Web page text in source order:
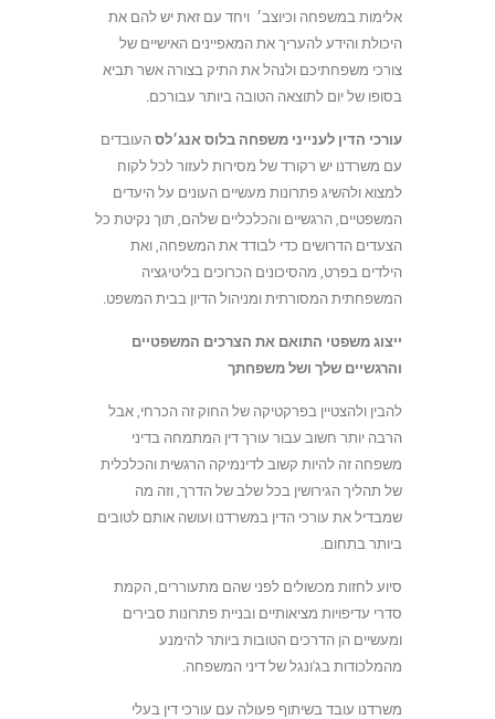
אלימות במשפחה וכיוצב׳ ויחד עם זאת יש להם את
היכולת והידע להעריך את המאפיינים האישיים של
צורכי משפחתיכם ולנהל את התיק בצורה אשר תביא
בסופו של יום לתוצאה הטובה ביותר עבורכם.
עורכי הדין לענייני משפחה בלוס אנג׳לס העובדים
עם משרדנו יש רקורד של מסירות לעזור לכל לקוח
למצוא ולהשיג פתרונות מעשיים העונים על היעדים
המשפטיים, הרגשיים והכלכליים שלהם, תוך נקיטת כל
הצעדים הדרושים כדי לבודד את המשפחה, ואת
הילדים בפרט, מהסיכונים הכרוכים בליטיגציה
המשפחתית המסורתית ומניהול הדיון בבית המשפט.
ייצוג משפטי התואם את הצרכים המשפטיים
והרגשיים שלך ושל משפחתך
להבין ולהצטיין בפרקטיקה של החוק זה הכרחי, אבל
הרבה יותר חשוב עבור עורך דין המתמחה בדיני
משפחה זה להיות קשוב לדינמיקה הרגשית והכלכלית
של תהליך הגירושין בכל שלב של הדרך, וזה מה
שמבדיל את עורכי הדין במשרדנו ועושה אותם לטובים
ביותר בתחום.
סיוע לחזות מכשולים לפני שהם מתעוררים, הקמת
סדרי עדיפויות מציאותיים ובניית פתרונות סבירים
ומעשיים הן הדרכים הטובות ביותר להימנע
מהמלכודות בג'ונגל של דיני המשפחה.
משרדנו עובד בשיתוף פעולה עם עורכי דין בעלי